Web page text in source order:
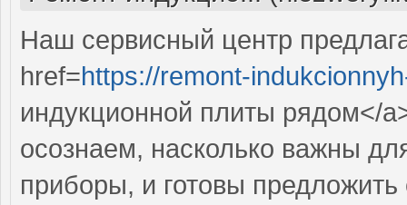
Наш сервисный центр
href=https://remont-
индукционной плиты
осознаем, насколько важны
приборы, и готовы